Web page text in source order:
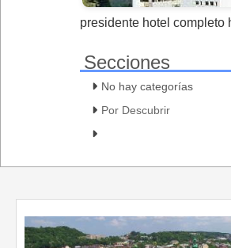
presidente hotel completo
Secciones
No hay categorías
Por Descubrir